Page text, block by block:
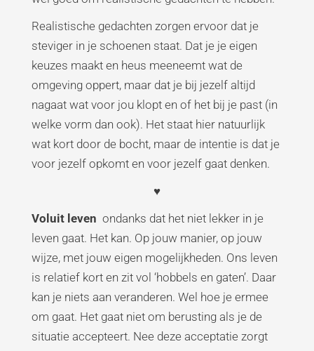
Realistische gedachten zorgen ervoor dat je
steviger in je schoenen staat. Dat je je eigen
keuzes maakt en heus meeneemt wat de
omgeving oppert, maar dat je bij jezelf altijd
nagaat wat voor jou klopt en of het bij je past (in
welke vorm dan ook). Het staat hier natuurlijk
wat kort door de bocht, maar de intentie is dat je
voor jezelf opkomt en voor jezelf gaat denken.
♥
Voluit leven ondanks dat het niet lekker in je
leven gaat. Het kan. Op jouw manier, op jouw
wijze, met jouw eigen mogelijkheden. Ons leven
is relatief kort en zit vol ‘hobbels en gaten’. Daar
kan je niets aan veranderen. Wel hoe je ermee
om gaat. Het gaat niet om berusting als je de
situatie accepteert. Nee deze acceptatie zorgt